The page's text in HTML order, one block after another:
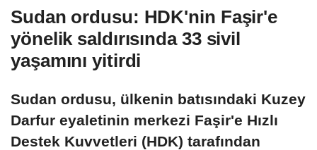
Sudan ordusu: HDK'nin Faşir'e
yönelik saldırısında 33 sivil
yaşamını yitirdi
Sudan ordusu, ülkenin batısındaki Kuzey
Darfur eyaletinin merkezi Faşir'e Hızlı
Destek Kuvvetleri (HDK) tarafından